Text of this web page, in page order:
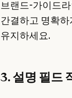
브랜드-가이드
간결하고 명확하
유지하세요.
3. 설명 필드